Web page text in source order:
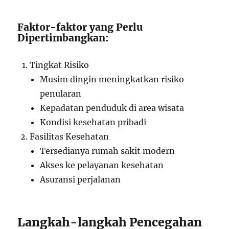
Faktor-faktor yang Perlu
Dipertimbangkan:
Tingkat Risiko
Musim dingin meningkatkan risiko
penularan
Kepadatan penduduk di area wisata
Kondisi kesehatan pribadi
Fasilitas Kesehatan
Tersedianya rumah sakit modern
Akses ke pelayanan kesehatan
Asuransi perjalanan
Langkah-langkah Pencegahan